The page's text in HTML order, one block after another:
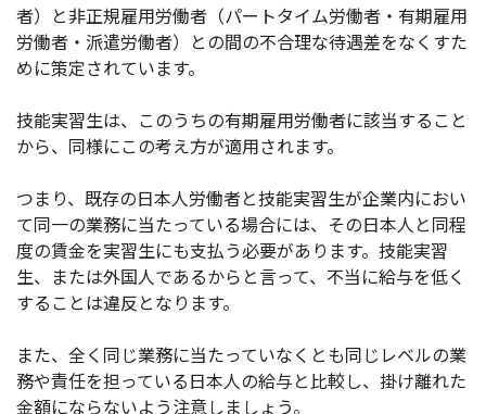
者）と非正規雇用労働者（パートタイム労働者・有期雇用
労働者・派遣労働者）との間の不合理な待遇差をなくすた
めに策定されています。
技能実習生は、このうちの有期雇用労働者に該当すること
から、同様にこの考え方が適用されます。
つまり、既存の日本人労働者と技能実習生が企業内におい
て同一の業務に当たっている場合には、その日本人と同程
度の賃金を実習生にも支払う必要があります。技能実習
生、または外国人であるからと言って、不当に給与を低く
することは違反となります。
また、全く同じ業務に当たっていなくとも同じレベルの業
務や責任を担っている日本人の給与と比較し、掛け離れた
金額にならないよう注意しましょう。